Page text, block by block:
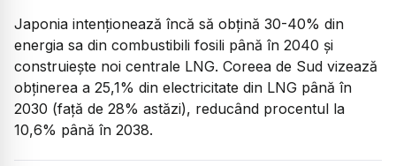
Japonia intenționează încă să obțină 30-40% din
energia sa din combustibili fosili până în 2040 și
construiește noi centrale LNG. Coreea de Sud vizează
obținerea a 25,1% din electricitate din LNG până în
2030 (față de 28% astăzi), reducând procentul la
10,6% până în 2038.